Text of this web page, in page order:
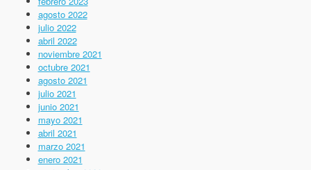
agosto 2022
julio 2022
abril 2022
noviembre 2021
octubre 2021
agosto 2021
julio 2021
junio 2021
mayo 2021
abril 2021
marzo 2021
enero 2021